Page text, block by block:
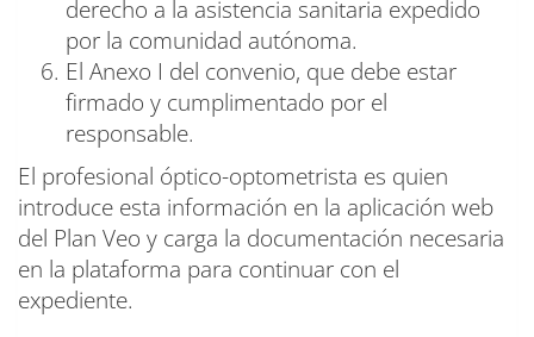
derecho a la asistencia sanitaria expedido
por la comunidad autónoma.
El Anexo I del convenio, que debe estar
firmado y cumplimentado por el
responsable.
El profesional óptico-optometrista es quien
introduce esta información en la aplicación web
del Plan Veo y carga la documentación necesaria
en la plataforma para continuar con el
expediente.